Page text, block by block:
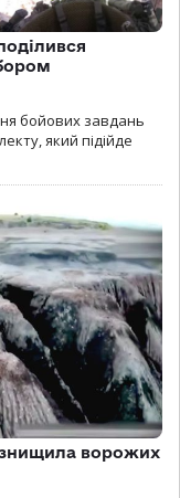
бойових завдань
який підійде
ворожих